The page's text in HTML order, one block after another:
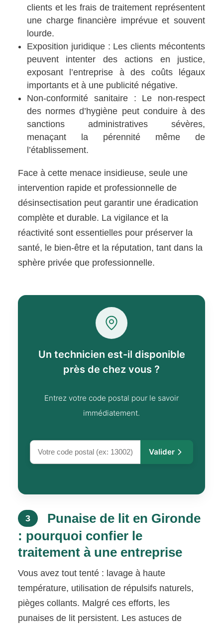
clients et les frais de traitement représentent
une charge financière imprévue et souvent
lourde.
Exposition juridique : Les clients mécontents
peuvent intenter des actions en justice,
exposant l’entreprise à des coûts légaux
importants et à une publicité négative.
Non-conformité sanitaire : Le non-respect
des normes d’hygiène peut conduire à des
sanctions administratives sévères,
menaçant la pérennité même de
l’établissement.
Face à cette menace insidieuse, seule une
intervention rapide et professionnelle de
désinsectisation peut garantir une éradication
complète et durable. La vigilance et la
réactivité sont essentielles pour préserver la
santé, le bien-être et la réputation, tant dans la
sphère privée que professionnelle.
Un technicien est-il disponible
près de chez vous ?
Entrez votre code postal pour le savoir
immédiatement.
Valider
3
Punaise de lit en Gironde
: pourquoi confier le
traitement à une entreprise
Vous avez tout tenté : lavage à haute
température, utilisation de répulsifs naturels,
pièges collants. Malgré ces efforts, les
punaises de lit persistent. Les astuces de